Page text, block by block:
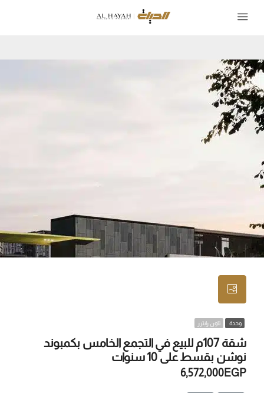
وحدة تاون رايترز
شقة 107م للبيع في التجمع الخامس بكمبوند
نوشن بقسط على 10 سنوات
6,572,000EGP